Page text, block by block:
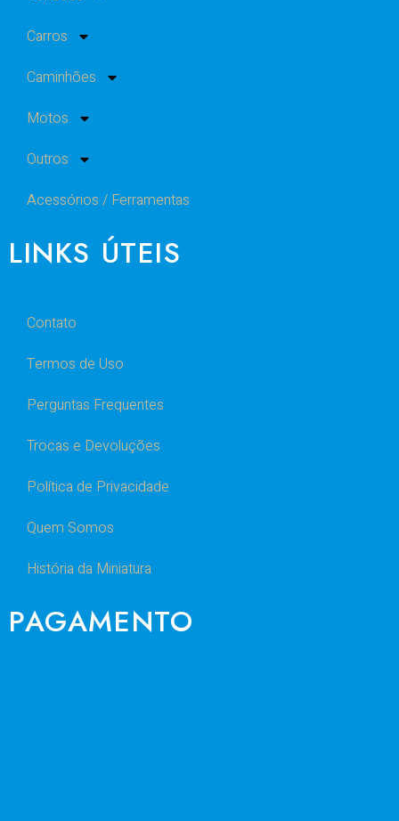
Carros
Caminhões
Motos
Outros
Acessórios / Ferramentas
LINKS ÚTEIS
Contato
Termos de Uso
Perguntas Frequentes
Trocas e Devoluções
Política de Privacidade
Quem Somos
História da Miniatura
PAGAMENTO